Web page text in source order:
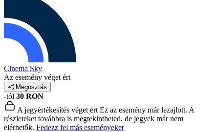
Cinema Sky
Az esemény véget ért
Megosztás
-tól 30 RON
A jegyértékesítés véget ért Ez az esemény már lezajlott. A
részleteket továbbra is megtekintheted, de jegyek már nem
elérhetők. Fedezz fel más eseményeket